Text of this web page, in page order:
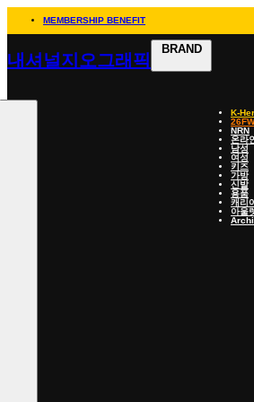
MEMBERSHIP BENEFIT
내셔널지오그래픽
BRAND
K-
NRN
온라
남성
여성
키즈
가방
신발
용품
캐리
아울